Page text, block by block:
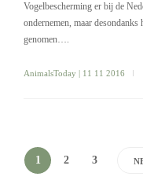
Vogelbescherming er bij de
ondernemen, maar desondanks
genomen….
AnimalsToday | 11 11 2016
1 2 3